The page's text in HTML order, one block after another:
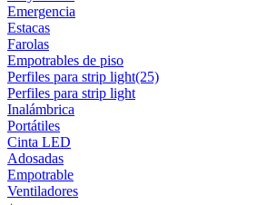
Emergencia
Estacas
Farolas
Empotrables de piso
Perfiles para strip light(25)
Perfiles para strip light
Inalámbrica
Portátiles
Cinta LED
Adosadas
Empotrable
Ventiladores